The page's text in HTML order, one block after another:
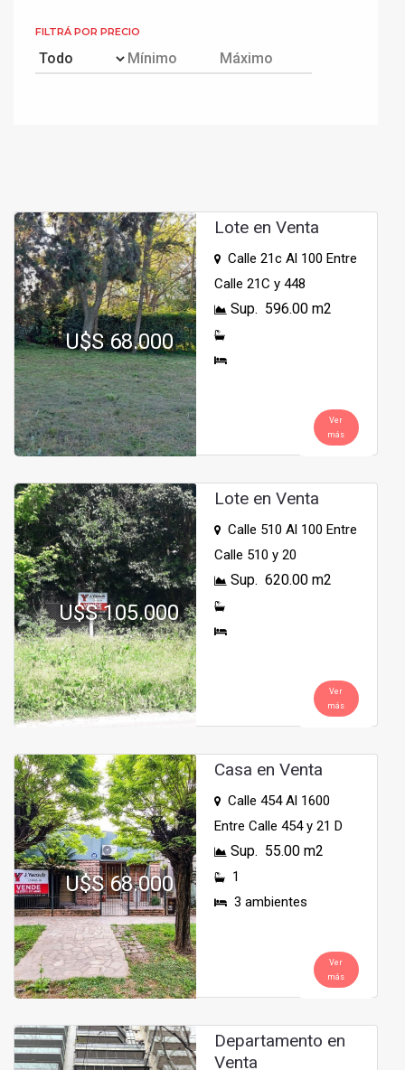
FILTRÁ POR PRECIO
U$S 68.000
Lote en Venta
Calle 21c Al 100 Entre
Calle 21C y 448
Sup. 596.00 m2
Ver
más
U$S 105.000
Lote en Venta
Calle 510 Al 100 Entre
Calle 510 y 20
Sup. 620.00 m2
Ver
más
U$S 68.000
Casa en Venta
Calle 454 Al 1600
Entre Calle 454 y 21 D
Sup. 55.00 m2
1
3 ambientes
Ver
más
Departamento en
Venta